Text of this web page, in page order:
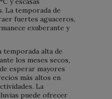
La temporada de
fuertes aguaceros,
exuberante y
temporada alta de
los meses secos,
esperar mayores
más altos en
La
puede ofrecer